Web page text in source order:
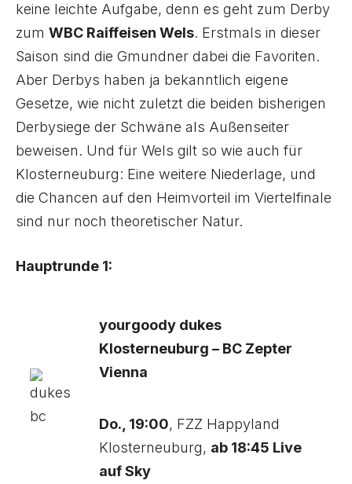
keine leichte Aufgabe, denn es geht zum Derby
zum WBC Raiffeisen Wels. Erstmals in dieser
Saison sind die Gmundner dabei die Favoriten.
Aber Derbys haben ja bekanntlich eigene
Gesetze, wie nicht zuletzt die beiden bisherigen
Derbysiege der Schwäne als Außenseiter
beweisen. Und für Wels gilt so wie auch für
Klosterneuburg: Eine weitere Niederlage, und
die Chancen auf den Heimvorteil im Viertelfinale
sind nur noch theoretischer Natur.
Hauptrunde 1:
yourgoody dukes
Klosterneuburg – BC Zepter
Vienna
Do., 19:00, FZZ Happyland
Klosterneuburg, ab 18:45 Live
auf Sky